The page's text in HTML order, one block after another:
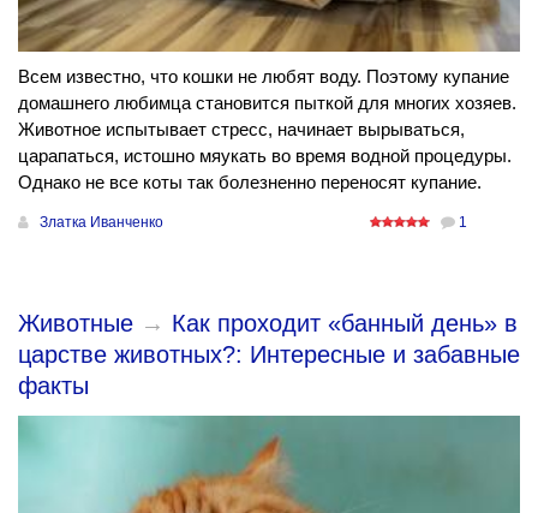
Всем известно, что кошки не любят воду. Поэтому купание
домашнего любимца становится пыткой для многих хозяев.
Животное испытывает стресс, начинает вырываться,
царапаться, истошно мяукать во время водной процедуры.
Однако не все коты так болезненно переносят купание.
Златка Иванченко 1
Животные → Как проходит «банный день» в
царстве животных?: Интересные и забавные
факты